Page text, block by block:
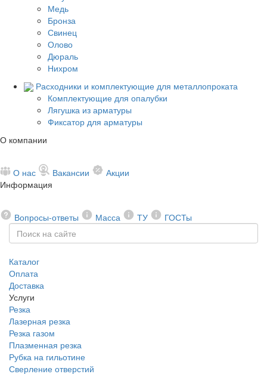
Медь
Бронза
Свинец
Олово
Дюраль
Нихром
Расходники и комплектующие для металлопроката
Комплектующие для опалубки
Лягушка из арматуры
Фиксатор для арматуры
О компании
О нас Вакансии
Акции
Информация
Вопросы-ответы Масса ТУ ГОСТы
Каталог
Оплата
Доставка
Услуги
Резка
Лазерная резка
Резка газом
Плазменная резка
Рубка на гильотине
Сверление отверстий